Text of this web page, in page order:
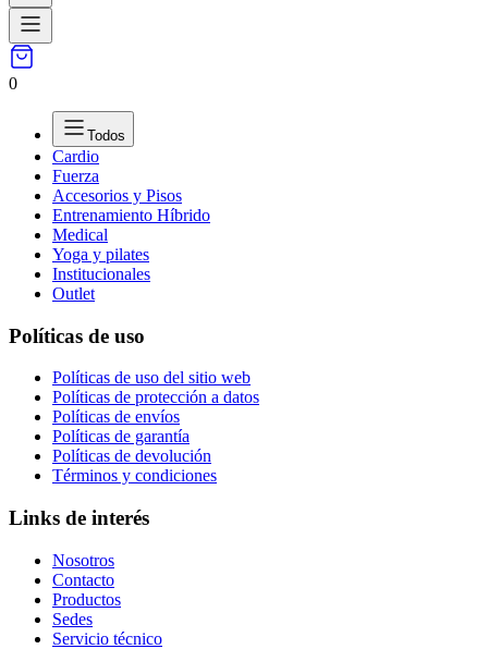
0
Todos
Cardio
Fuerza
Accesorios y Pisos
Entrenamiento Híbrido
Medical
Yoga y pilates
Institucionales
Outlet
Políticas de uso
Políticas de uso del sitio web
Políticas de protección a datos
Políticas de envíos
Políticas de garantía
Políticas de devolución
Términos y condiciones
Links de interés
Nosotros
Contacto
Productos
Sedes
Servicio técnico